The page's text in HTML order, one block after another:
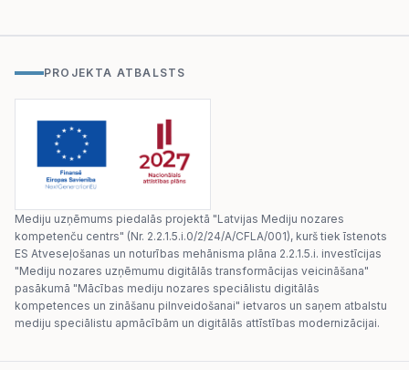
PROJEKTA ATBALSTS
Mediju uzņēmums piedalās projektā "Latvijas Mediju nozares
kompetenču centrs" (Nr. 2.2.1.5.i.0/2/24/A/CFLA/001), kurš tiek īstenots
ES Atveseļošanas un noturības mehānisma plāna 2.2.1.5.i. investīcijas
"Mediju nozares uzņēmumu digitālās transformācijas veicināšana"
pasākumā "Mācības mediju nozares speciālistu digitālās
kompetences un zināšanu pilnveidošanai" ietvaros un saņem atbalstu
mediju speciālistu apmācībām un digitālās attīstības modernizācijai.